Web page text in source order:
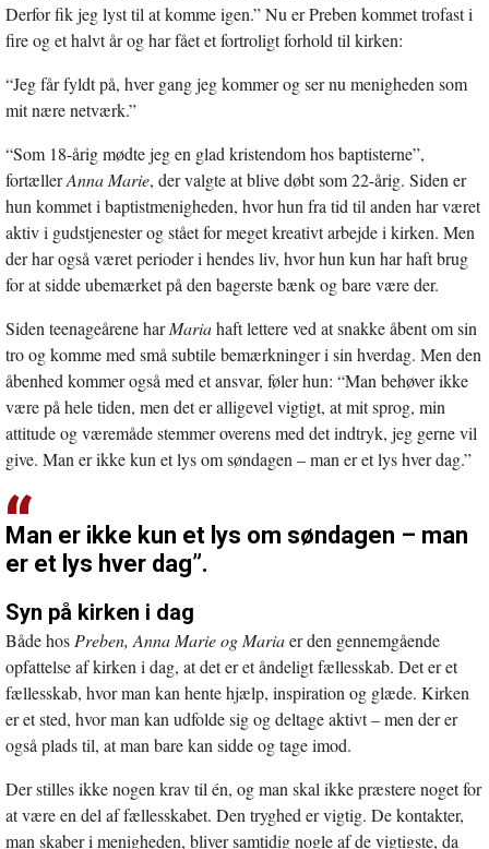
Derfor fik jeg lyst til at komme igen.” Nu er Preben kommet trofast i
fire og et halvt år og har fået et fortroligt forhold til kirken:
“Jeg får fyldt på, hver gang jeg kommer og ser nu menigheden som
mit nære netværk.”
“Som 18-årig mødte jeg en glad kristendom hos baptisterne”,
fortællerAnna Marie, der valgte at blive døbt som 22-årig. Siden er
hun kommet i baptistmenigheden, hvor hun fra tid til anden har været
aktiv i gudstjenester og stået for meget kreativt arbejde i kirken. Men
der har også været perioder i hendes liv, hvor hun kun har haft brug
for at sidde ubemærket på den bagerste bænk og bare være der.
Siden teenageårene harMariahaft lettere ved at snakke åbent om sin
tro og komme med små subtile bemærkninger i sin hverdag. Men den
åbenhed kommer også med et ansvar, føler hun: “Man behøver ikke
være på hele tiden, men det er alligevel vigtigt, at mit sprog, min
attitude og væremåde stemmer overens med det indtryk, jeg gerne vil
give. Man er ikke kun et lys om søndagen – man er et lys hver dag.”
Man er ikke kun et lys om søndagen – man
er et lys hver dag”.
Syn på kirken i dag
Både hos Preben, Anna Marie og Mariaer den gennemgående
opfattelse af kirken i dag, at det er et åndeligt fællesskab. Det er et
fællesskab, hvor man kan hente hjælp, inspiration og glæde. Kirken
er et sted, hvor man kan udfolde sig og deltage aktivt – men der er
også plads til, at man bare kan sidde og tage imod.
Der stilles ikke nogen krav til én, og man skal ikke præstere noget for
at være en del af fællesskabet. Den tryghed er vigtig. De kontakter,
man skaber i menigheden, bliver samtidig nogle af de vigtigste, da